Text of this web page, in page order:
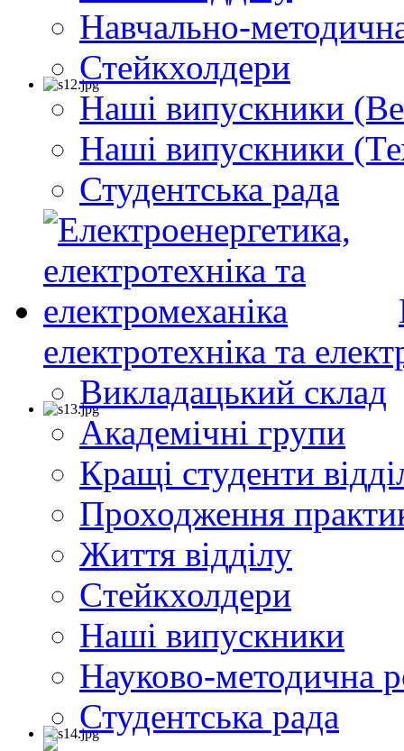
Навчально-
Стейкхолдери
Наші випускники
Наші випускники
Студентська рада
електротехніка та
Викладацький склад
Академічні групи
Кращі студенти
Проходження
Життя відділу
Cтейкхолдери
Наші випускники
Науково-методична
Студентська рада